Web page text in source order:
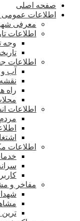
صفحه اصلی
اطلاعات عمومی
معرفی
اطلاعات
وجه
اطلاعات
آب و
راه
اطلاعات
اطلاعات
مفاخر و